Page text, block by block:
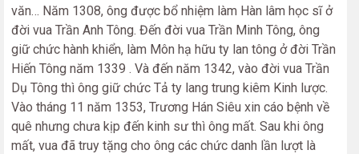
văn… Năm 1308, ông được bổ nhiệm làm Hàn lâm học sĩ ở
đời vua Trần Anh Tông. Đến đời vua Trần Minh Tông, ông
giữ chức hành khiển, làm Môn hạ hữu ty lan tông ở đời Trần
Hiến Tông năm 1339 . Và đến năm 1342, vào đời vua Trần
Dụ Tông thì ông giữ chức Tả ty lang trung kiêm Kinh lược.
Vào tháng 11 năm 1353, Trương Hán Siêu xin cáo bệnh về
quê nhưng chưa kịp đến kinh sư thì ông mất. Sau khi ông
mất, vua đã truy tặng cho ông các chức danh lần lượt là